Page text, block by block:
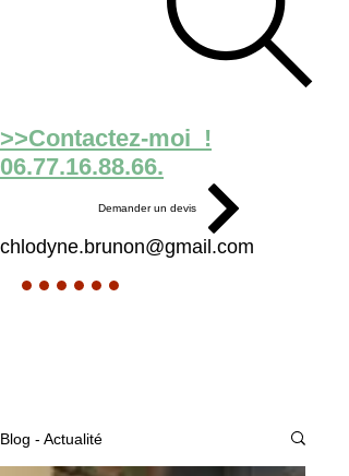
>>Contactez-moi !
06.77.16.88.66.
Demander un devis
chlodyne.brunon@gmail.com
Blog - Actualité